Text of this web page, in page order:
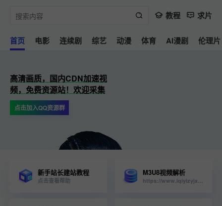
教程 求片
首页 电影 连续剧 综艺 动漫 体育 AI漫剧 伦理片
高清画质，国内CDN加速视
频，免费资源站！欢迎采集
点击加入QQ资源群
新手站长建站教程
点击查看帮助
M3U8视频解析
https://www.iqiyizyjx.com/?url=